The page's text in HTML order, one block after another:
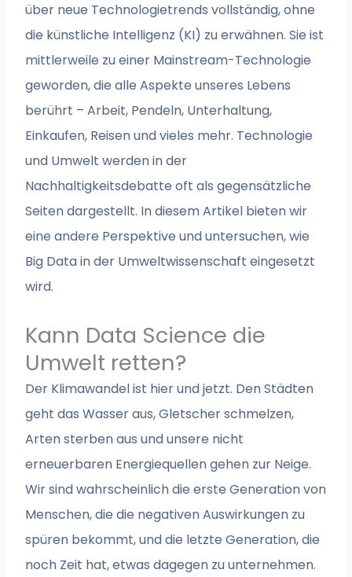
über neue Technologietrends vollständig, ohne
die künstliche Intelligenz (KI) zu erwähnen. Sie ist
mittlerweile zu einer Mainstream-Technologie
geworden, die alle Aspekte unseres Lebens
berührt – Arbeit, Pendeln, Unterhaltung,
Einkaufen, Reisen und vieles mehr. Technologie
und Umwelt werden in der
Nachhaltigkeitsdebatte oft als gegensätzliche
Seiten dargestellt. In diesem Artikel bieten wir
eine andere Perspektive und untersuchen, wie
Big Data in der Umweltwissenschaft eingesetzt
wird.
Kann Data Science die
Umwelt retten?
Der Klimawandel ist hier und jetzt. Den Städten
geht das Wasser aus, Gletscher schmelzen,
Arten sterben aus und unsere nicht
erneuerbaren Energiequellen gehen zur Neige.
Wir sind wahrscheinlich die erste Generation von
Menschen, die die negativen Auswirkungen zu
spüren bekommt, und die letzte Generation, die
noch Zeit hat, etwas dagegen zu unternehmen.